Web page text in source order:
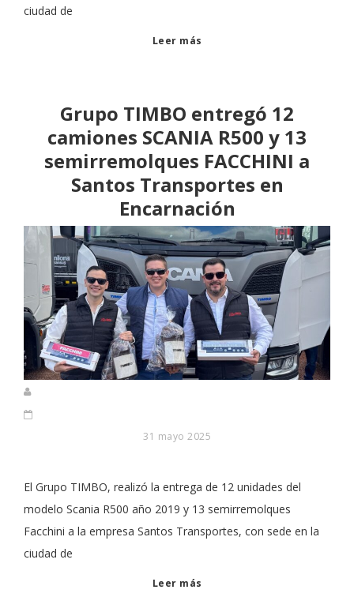
ciudad de
Leer más
Grupo TIMBO entregó 12
camiones SCANIA R500 y 13
semirremolques FACCHINI a
Santos Transportes en
Encarnación
31 mayo 2025
El Grupo TIMBO, realizó la entrega de 12 unidades del
modelo Scania R500 año 2019 y 13 semirremolques
Facchini a la empresa Santos Transportes, con sede en la
ciudad de
Leer más